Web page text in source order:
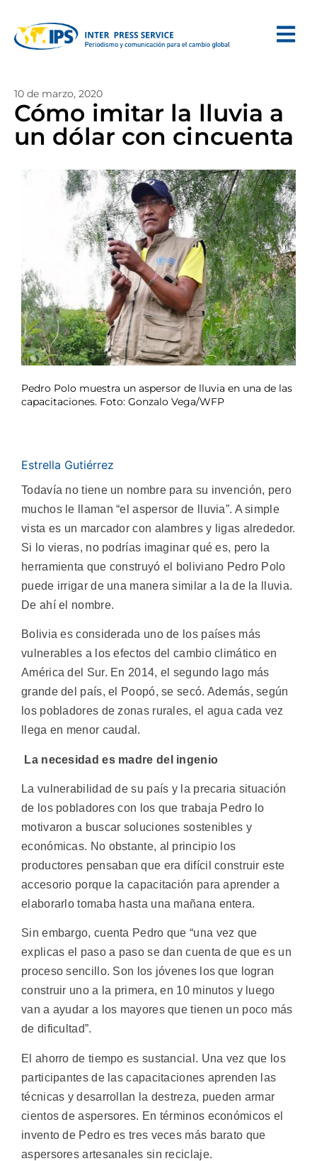
10 de marzo, 2020
Cómo imitar la lluvia a
un dólar con cincuenta
Pedro Polo muestra un aspersor de lluvia en una de las
capacitaciones. Foto: Gonzalo Vega/WFP
Estrella Gutiérrez
Todavía no tiene un nombre para su invención, pero
muchos le llaman “el aspersor de lluvia”. A simple
vista es un marcador con alambres y ligas alrededor.
Si lo vieras, no podrías imaginar qué es, pero la
herramienta que construyó el boliviano Pedro Polo
puede irrigar de una manera similar a la de la lluvia.
De ahí el nombre.
Bolivia es considerada uno de los países más
vulnerables a los efectos del cambio climático en
América del Sur. En 2014, el segundo lago más
grande del país, el Poopó, se secó. Además, según
los pobladores de zonas rurales, el agua cada vez
llega en menor caudal.
La necesidad es madre del ingenio
La vulnerabilidad de su país y la precaria situación
de los pobladores con los que trabaja Pedro lo
motivaron a buscar soluciones sostenibles y
económicas. No obstante, al principio los
productores pensaban que era difícil construir este
accesorio porque la capacitación para aprender a
elaborarlo tomaba hasta una mañana entera.
Sin embargo, cuenta Pedro que “una vez que
explicas el paso a paso se dan cuenta de que es un
proceso sencillo. Son los jóvenes los que logran
construir uno a la primera, en 10 minutos y luego
van a ayudar a los mayores que tienen un poco más
de dificultad”.
El ahorro de tiempo es sustancial. Una vez que los
participantes de las capacitaciones aprenden las
técnicas y desarrollan la destreza, pueden armar
cientos de aspersores. En términos económicos el
invento de Pedro es tres veces más barato que
aspersores artesanales sin reciclaje.